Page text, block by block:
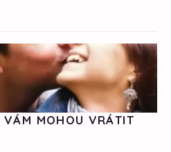
MOHOU VRÁTIT